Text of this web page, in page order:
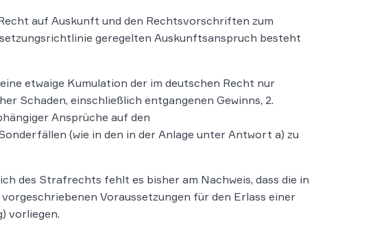
auf Auskunft und den Rechtsvorschriften zum
geregelten Auskunftsanspruch besteht
etwaige Kumulation der im deutschen Recht nur
Schaden, einschließlich entgangenen Gewinns, 2.
Ansprüche auf den
(wie in den in der Anlage unter Antwort a) zu
des Strafrechts fehlt es bisher am Nachweis, dass die in
Voraussetzungen für den Erlass einer
vorliegen.